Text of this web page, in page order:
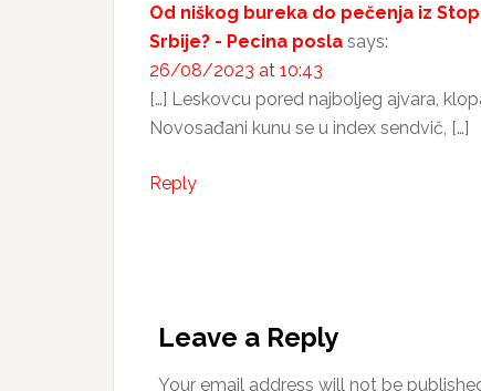
Od niškog bureka do pečenja iz
Srbije? - Pecina posla says:
26/08/2023 at 10:43
[…] Leskovcu pored najboljeg ajvara,
Novosađani kunu se u index sendvič, […]
Reply
Leave a Reply
Your email address will not be